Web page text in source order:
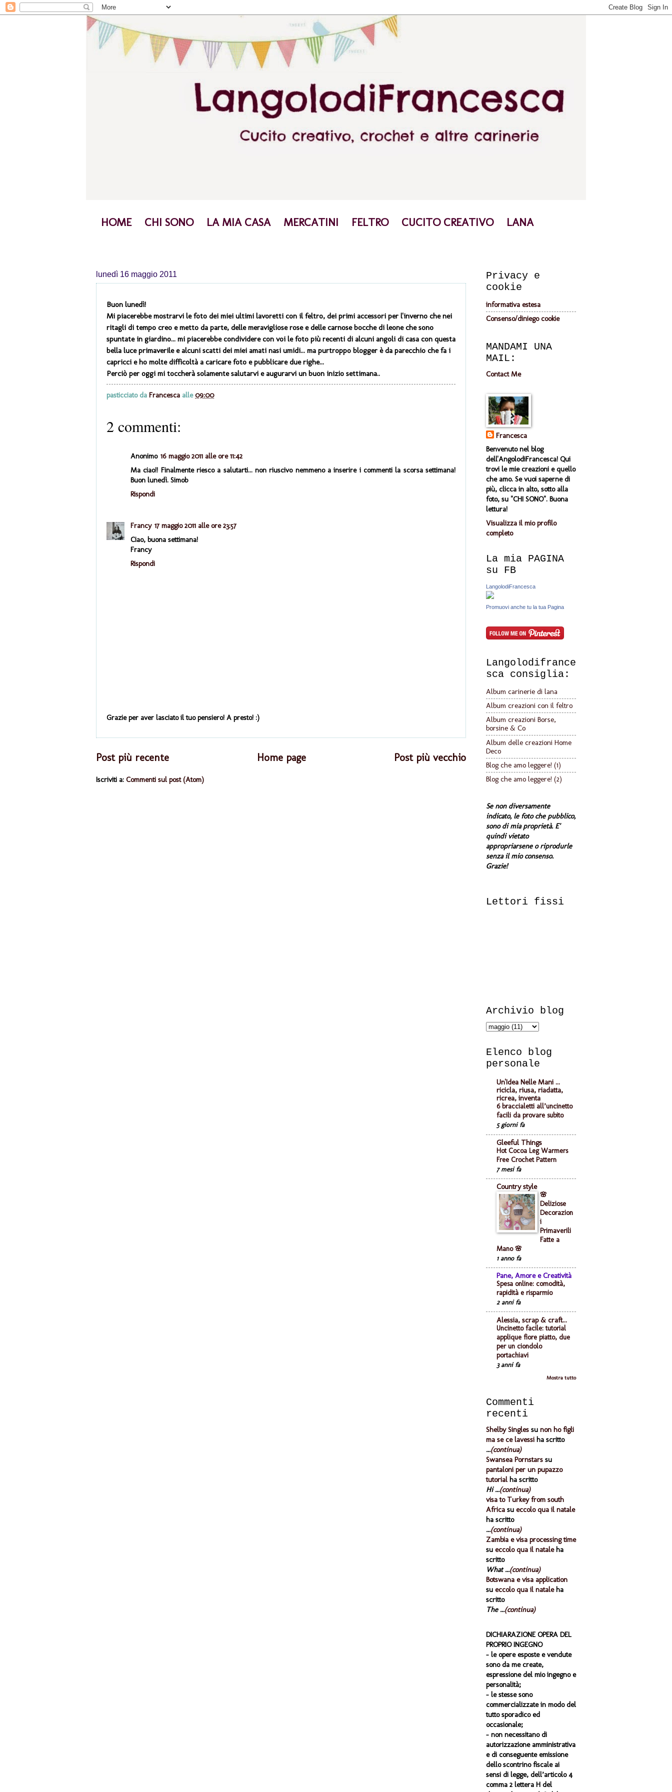
HOME CHI SONO LA MIA CASA MERCATINI FELTRO CUCITO CREATIVO LANA
lunedì 16 maggio 2011
Buon lunedì!
Mi piacerebbe mostrarvi le foto dei miei ultimi lavoretti con il feltro, dei primi accessori per l'inverno che nei
ritagli di tempo creo e metto da parte, delle meravigliose rose e delle carnose bocche di leone che sono
spuntate in giardino... mi piacerebbe condividere con voi le foto più recenti di alcuni angoli di casa con questa
bella luce primaverile e alcuni scatti dei miei amati nasi umidi... ma purtroppo blogger è da parecchio che fa i
capricci e ho molte difficoltà a caricare foto e pubblicare due righe...
Perciò per oggi mi toccherà solamente salutarvi e augurarvi un buon inizio settimana..
pasticciato da Francesca alle09:00
2 commenti:
Anonimo 16 maggio 2011 alle ore 11:42
Ma ciao!! Finalmente riesco a salutarti... non riuscivo nemmeno a inserire i commenti la scorsa settimana!
Buon lunedì. Simob
Rispondi
Francy 17 maggio 2011 alle ore 23:57
Ciao, buona settimana!
Francy
Rispondi
Grazie per aver lasciato il tuo pensiero! A presto! :)
Post più recente Post più vecchio
Home page
Iscriviti a: Commenti sul post (Atom)
Privacy e
cookie
informativa estesa
Consenso/diniego cookie
MANDAMI UNA
MAIL:
Contact Me
Francesca
Benvenuto nel blog
dell'AngolodiFrancesca! Qui
trovi le mie creazioni e quello
che amo. Se vuoi saperne di
più, clicca in alto, sotto alla
foto, su "CHI SONO". Buona
lettura!
Visualizza il mio profilo
completo
La mia PAGINA
su FB
LangolodiFrancesca
Promuovi anche tu la tua Pagina
Langolodifrance
sca consiglia:
Album carinerie di lana
Album creazioni con il feltro
Album creazioni Borse,
borsine & Co
Album delle creazioni Home
Deco
Blog che amo leggere! (1)
Blog che amo leggere! (2)
Se non diversamente
indicato, le foto che pubblico,
sono di mia proprietà. E'
quindi vietato
appropriarsene o riprodurle
senza il mio consenso.
Grazie!
Lettori fissi
Archivio blog
Elenco blog
personale
Un'Idea Nelle Mani ...
ricicla, riusa, riadatta,
ricrea, inventa
6 braccialetti all’uncinetto
facili da provare subito
5 giorni fa
Gleeful Things
Hot Cocoa Leg Warmers
Free Crochet Pattern
7 mesi fa
Country style
🌸
Deliziose
Decorazion
i
Primaverili
Fatte a
Mano 🌸
1 anno fa
Pane, Amore e Creatività
Spesa online: comodità,
rapidità e risparmio
2 anni fa
Alessia, scrap & craft...
Uncinetto facile: tutorial
applique fiore piatto, due
per un ciondolo
portachiavi
3 anni fa
Mostra tutto
Commenti
recenti
Shelby Singles su non ho figli
ma se ce lavessi ha scritto
...(continua)
Swansea Pornstars su
pantaloni per un pupazzo
tutorialha scritto
Hi ...(continua)
visa to Turkey from south
Africa su eccolo qua il natale
ha scritto
...(continua)
Zambia e visa processing time
su eccolo qua il nataleha
scritto
What ...(continua)
Botswana e visa application
su eccolo qua il nataleha
scritto
The ...(continua)
DICHIARAZIONE OPERA DEL
PROPRIO INGEGNO
- le opere esposte e vendute
sono da me create,
espressione del mio ingegno e
personalità;
- le stesse sono
commercializzate in modo del
tutto sporadico ed
occasionale;
- non necessitano di
autorizzazione amministrativa
e di conseguente emissione
dello scontrino fiscale ai
sensi di legge, dell’articolo 4
comma 2 lettera H del